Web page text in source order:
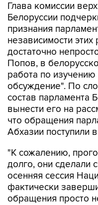
Глава комиссии
Белоруссии
признания
независимости
достаточно
Попов, в
работа по
обсуждение". По
состав парламента
вынести его на
что обращения
Абхазии поступили
"К сожалению,
долго, они сделали
осенняя сессия
фактически
обращения просто